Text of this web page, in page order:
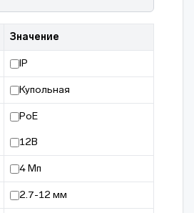
Значение
IP
Купольная
PoE
12В
4 Мп
2.7-12 мм